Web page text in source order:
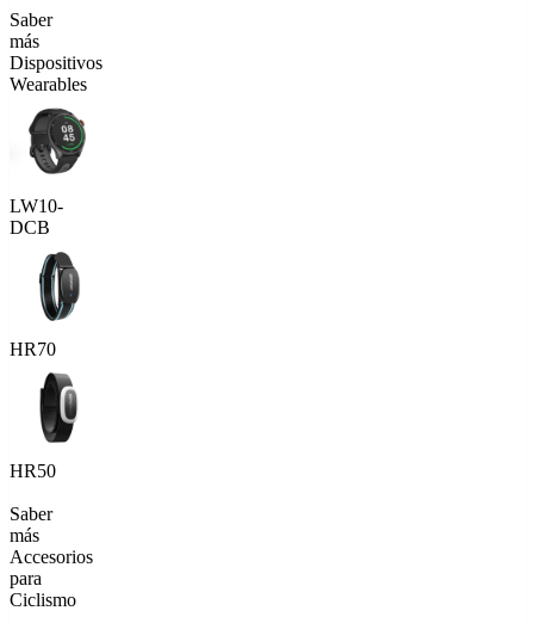
Saber
más
Dispositivos
Wearables
LW10-
DCB
HR70
HR50
Saber
más
Accesorios
para
Ciclismo